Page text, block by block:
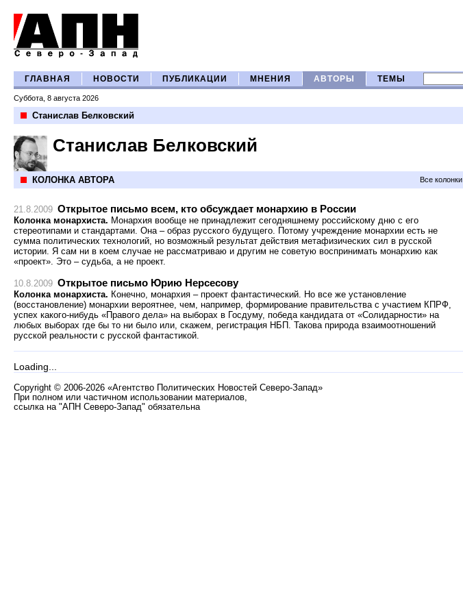
ГЛАВНАЯ НОВОСТИ ПУБЛИКАЦИИ МНЕНИЯ АВТОРЫ ТЕМЫ
Суббота, 8 августа 2026
Станислав Белковский
Станислав Белковский
КОЛОНКА АВТОРА Все колонки
21.8.2009 Открытое письмо всем, кто обсуждает монархию в России
Колонка монархиста. Монархия вообще не принадлежит сегодняшнему российскому дню с его
стереотипами и стандартами. Она – образ русского будущего. Потому учреждение монархии есть не
сумма политических технологий, но возможный результат действия метафизических сил в русской
истории. Я сам ни в коем случае не рассматриваю и другим не советую воспринимать монархию как
«проект». Это – судьба, а не проект.
10.8.2009 Открытое письмо Юрию Нерсесову
Колонка монархиста. Конечно, монархия – проект фантастический. Но все же установление
(восстановление) монархии вероятнее, чем, например, формирование правительства с участием КПРФ,
успех какого-нибудь «Правого дела» на выборах в Госдуму, победа кандидата от «Солидарности» на
любых выборах где бы то ни было или, скажем, регистрация НБП. Такова природа взаимоотношений
русской реальности с русской фантастикой.
Loading...
Copyright © 2006-2026 «Агентство Политических Новостей Северо-Запад»
При полном или частичном использовании материалов,
ссылка на "АПН Северо-Запад" обязательна